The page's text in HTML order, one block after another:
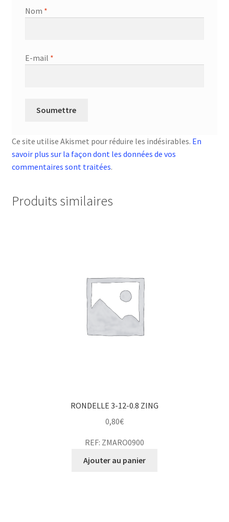
Nom *
E-mail *
Ce site utilise Akismet pour réduire les indésirables. En
savoir plus sur la façon dont les données de vos
commentaires sont traitées.
Produits similaires
RONDELLE 3-12-0.8 ZING
0,80€
REF: ZMARO0900
Ajouter au panier